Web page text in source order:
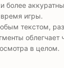
более
игры.
текстом,
облегчает
в целом.